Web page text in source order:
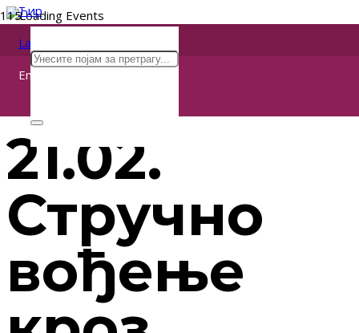
Ћир
Lat
Eng
« All Events
21.02.
Стручно
вођење